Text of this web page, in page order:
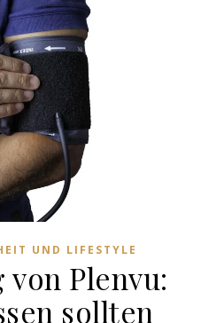
UND LIFESTYLE
Plenvu:
sollten